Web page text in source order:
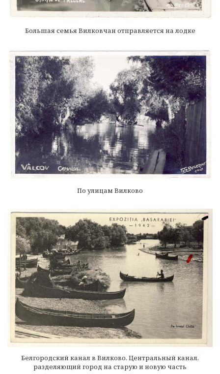
Большая семья Вилковчан отправляется на лодке
По улицам Вилково
Белгородский канал в Вилково. Центральный канал,
разделяющий город на старую и новую часть